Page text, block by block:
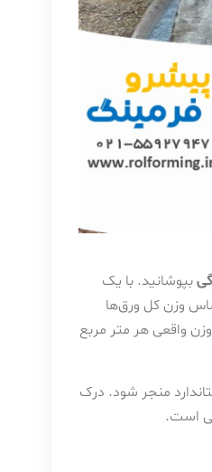
بپوشانید. با یک
وزن کل ورق‌ها
واقعی هر متر مربع
منجر شود. درک
است.